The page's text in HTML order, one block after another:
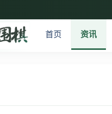
首页 资讯